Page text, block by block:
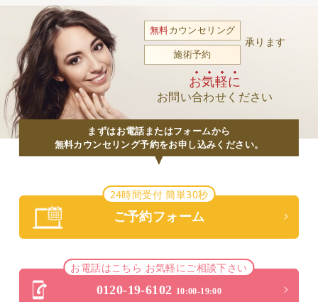
無料カウンセリング
施術予約
承ります
お気軽に
お問い合わせください
まずはお電話またはフォームから
無料カウンセリング予約をお申し込みください。
24時間受付 簡単30秒
ご予約フォーム
お電話はこちら お気軽にご相談下さい
0120-19-6102 10:00-19:00